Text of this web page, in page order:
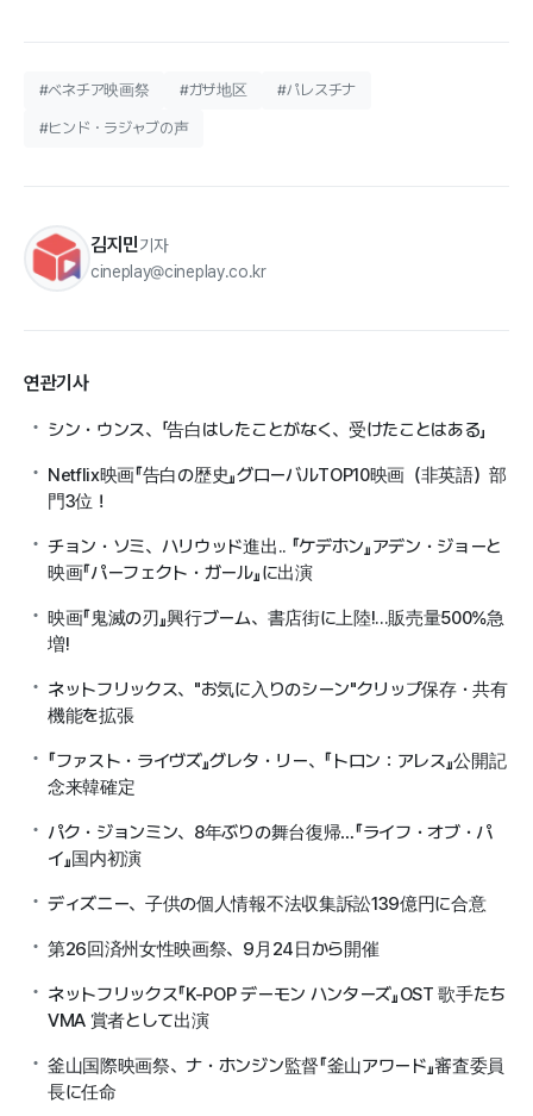
#ベネチア映画祭 #ガザ地区 #パレスチナ
#ヒンド・ラジャブの声
김지민기자
cineplay@cineplay.co.kr
연관기사
シン・ウンス、「告白はしたことがなく、受けたことはある」
Netflix映画『告白の歴史』グローバルTOP10映画（非英語）部
門3位！
チョン・ソミ、ハリウッド進出.. 『ケデホン』アデン・ジョーと
映画『パーフェクト・ガール』に出演
映画『鬼滅の刃』興行ブーム、書店街に上陸!...販売量500%急
増!
ネットフリックス、"お気に入りのシーン"クリップ保存・共有
機能を拡張
『ファスト・ライヴズ』グレタ・リー、『トロン：アレス』公開記
念来韓確定
パク・ジョンミン、8年ぶりの舞台復帰…『ライフ・オブ・パ
イ』国内初演
ディズニー、子供の個人情報不法収集訴訟139億円に合意
第26回済州女性映画祭、9月24日から開催
ネットフリックス『K-POP デーモン ハンターズ』OST 歌手たち
VMA 賞者として出演
釜山国際映画祭、ナ・ホンジン監督『釜山アワード』審査委員
長に任命